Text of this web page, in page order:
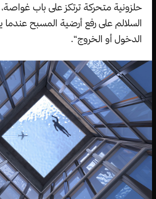
حلزونية متحركة ترتكز على باب
السلالم على رفع أرضية المسبح
الدخول أو الخروج“.